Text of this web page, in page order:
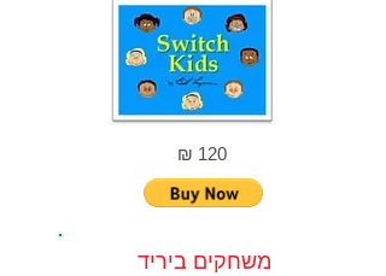
120 ₪
משחקים ביריד